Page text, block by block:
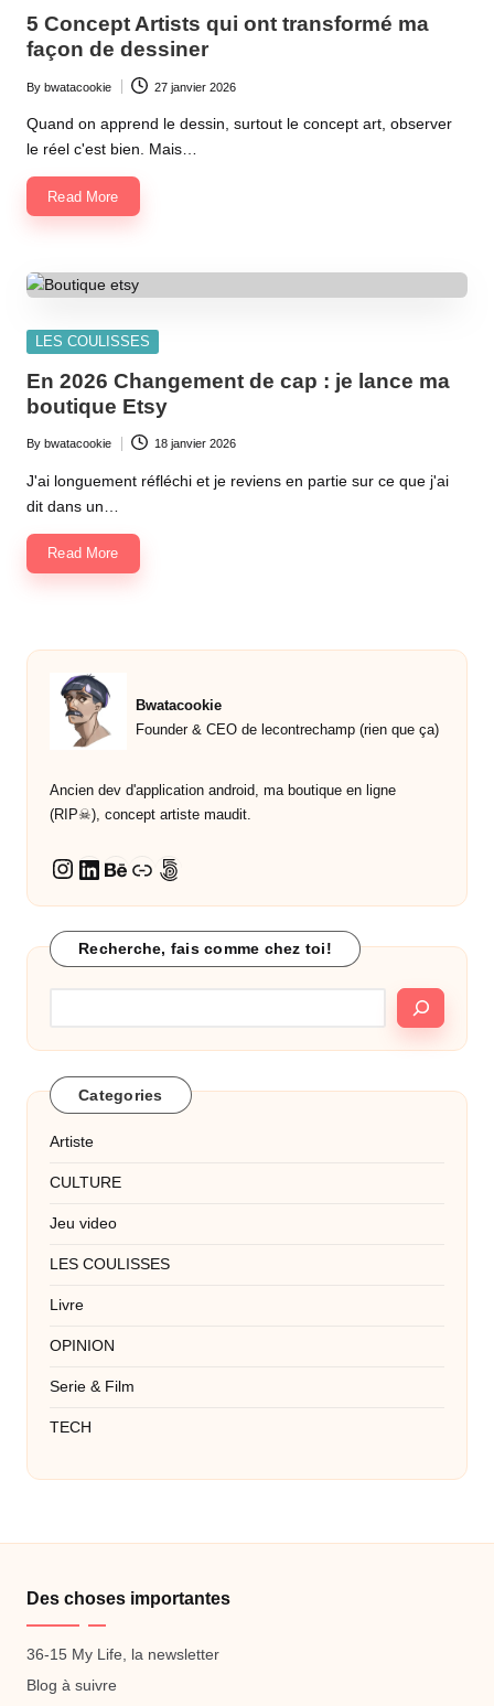
5 Concept Artists qui ont transformé ma
façon de dessiner
Posted
by
By bwatacookie 27 janvier 2026
Quand on apprend le dessin, surtout le concept art, observer
le réel c'est bien. Mais…
Read More
Posted
LES COULISSES
En 2026 Changement de cap : je lance ma
boutique Etsy
Posted
by
By bwatacookie 18 janvier 2026
J'ai longuement réfléchi et je reviens en partie sur ce que j'ai
dit dans un…
Read More
Bwatacookie
Founder & CEO de lecontrechamp (rien que ça)
Ancien dev d'application android, ma boutique en ligne
(RIP☠︎︎), concept artiste maudit.
Instagram
LinkedIn
Behance
Lien500px
Recherche, fais comme chez toi!
Categories
Artiste
CULTURE
Jeu video
LES COULISSES
Livre
OPINION
Serie & Film
TECH
Des choses importantes
36-15 My Life, la newsletter
Blog à suivre